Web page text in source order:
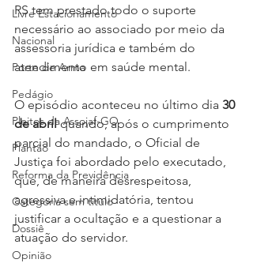
Livre Estacionamento
Nacional
Porte de Arma
Pedágio
Pleitos da Assojaf-GO
Plantão
Reforma da Previdência
Categoria sem título
Dossiê
Opinião
RS tem prestado todo o suporte
necessário ao associado por meio da
assessoria jurídica e também do
atendimento em saúde mental.
O episódio aconteceu no último dia 30
de abril quando, após o cumprimento
parcial do mandado, o Oficial de
Justiça foi abordado pelo executado,
que, de maneira desrespeitosa,
agressiva e intimidatória, tentou
justificar a ocultação e a questionar a
atuação do servidor.